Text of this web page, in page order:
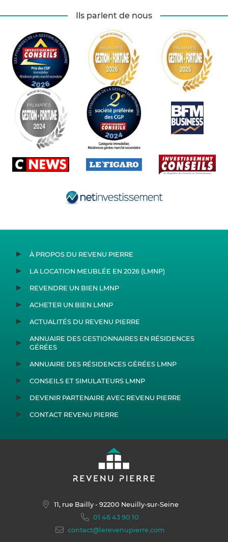
Ils parlent de nous
À PROPOS DU REVENU PIERRE
LA LOCATION MEUBLÉE EN 2026 (LMNP)
REVENDRE UN BIEN LMNP
ACHETER UN BIEN LMNP
ACTUALITÉS DU REVENU PIERRE
ANNUAIRE DES GESTIONNAIRES EN RÉSIDENCES
GÉRÉES
ANNUAIRE DES RÉSIDENCES GÉRÉES LMNP
CONSEILS ET SIMULATEURS LMNP
DEVENIR PARTENAIRE AVEC REVENU PIERRE
CONTACT REVENU PIERRE
11, rue Bailly- 92200 Neuilly-sur-Seine
01 46 43 90 10
contact@lerevenupierre.com